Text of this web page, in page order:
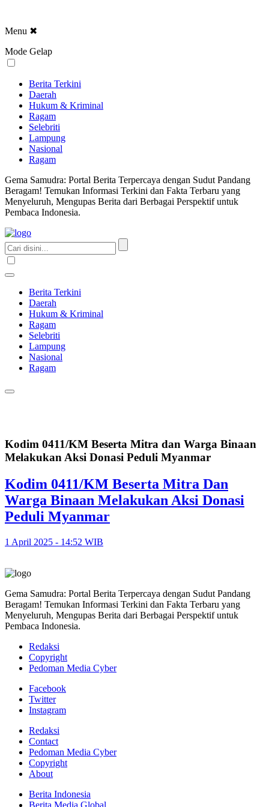
Menu ✖
Mode Gelap
Berita Terkini
Daerah
Hukum & Kriminal
Ragam
Selebriti
Lampung
Nasional
Ragam
Gema Samudra: Portal Berita Terpercaya dengan Sudut Pandang
Beragam! Temukan Informasi Terkini dan Fakta Terbaru yang
Menyeluruh, Mengupas Berita dari Berbagai Perspektif untuk
Pembaca Indonesia.
Berita Terkini
Daerah
Hukum & Kriminal
Ragam
Selebriti
Lampung
Nasional
Ragam
Kodim 0411/KM Beserta Mitra dan Warga Binaan
Melakukan Aksi Donasi Peduli Myanmar
Kodim 0411/KM Beserta Mitra Dan
Warga Binaan Melakukan Aksi Donasi
Peduli Myanmar
1 April 2025 - 14:52 WIB
Gema Samudra: Portal Berita Terpercaya dengan Sudut Pandang
Beragam! Temukan Informasi Terkini dan Fakta Terbaru yang
Menyeluruh, Mengupas Berita dari Berbagai Perspektif untuk
Pembaca Indonesia.
Redaksi
Copyright
Pedoman Media Cyber
Facebook
Twitter
Instagram
Redaksi
Contact
Pedoman Media Cyber
Copyright
About
Berita Indonesia
Berita Media Global